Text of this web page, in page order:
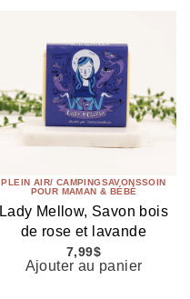
PLEIN AIR/ CAMPINGSAVONSSOIN
POUR MAMAN & BÉBÉ
Lady Mellow, Savon bois
de rose et lavande
7,99$
Ajouter au panier